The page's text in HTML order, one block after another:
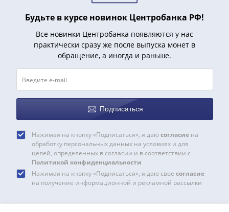
Будьте в курсе новинок Центробанка РФ!
Все новинки Центробанка появляются у нас
практически сразу же после выпуска монет в
обращение, а иногда и раньше.
Подписаться
Нажимая на кнопку «Подписаться», я даю согласиена
обработку персональных данных на условиях и для
целей, определенных в согласии и в соответствии с
Политикой конфиденциальности
Нажимая на кнопку «Подписаться», я даю своё согласие
на получение информационной и рекламной рассылки